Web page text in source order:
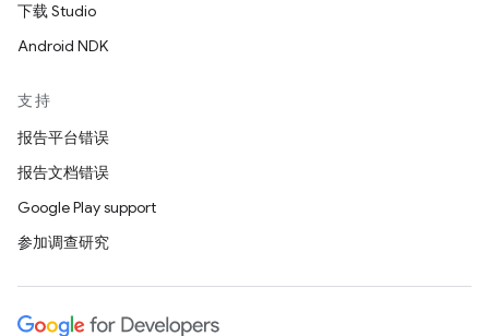
下载 Studio
Android NDK
支持
报告平台错误
报告文档错误
Google Play support
参加调查研究